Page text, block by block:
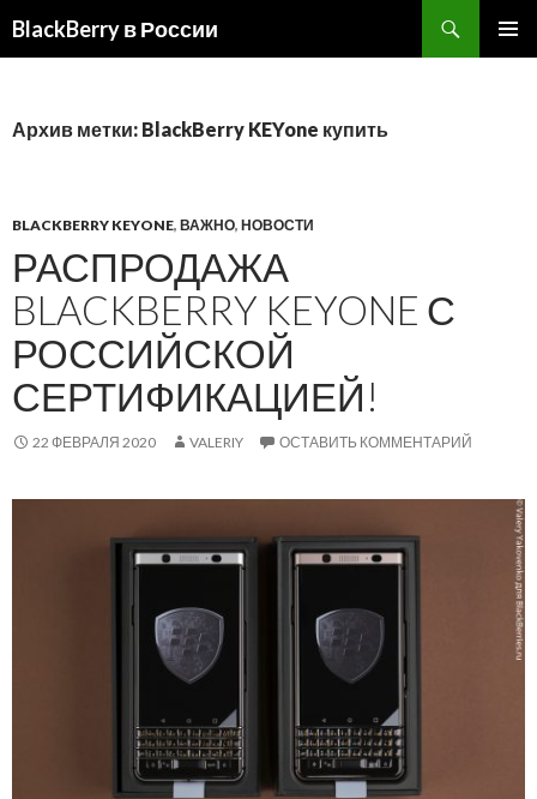
BlackBerry в России
Архив метки: BlackBerry KEYone купить
BLACKBERRY KEYONE, ВАЖНО, НОВОСТИ
РАСПРОДАЖА
BLACKBERRY KEYONE С
РОССИЙСКОЙ
СЕРТИФИКАЦИЕЙ!
22 ФЕВРАЛЯ 2020 VALERIY ОСТАВИТЬ КОММЕНТАРИЙ